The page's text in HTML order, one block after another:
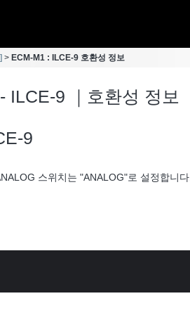
ECM-M1 : ILCE-9 호환성 정보
ILCE-9 ｜호환성 정보
9
스위치는 "ANALOG"로 설정합니다.